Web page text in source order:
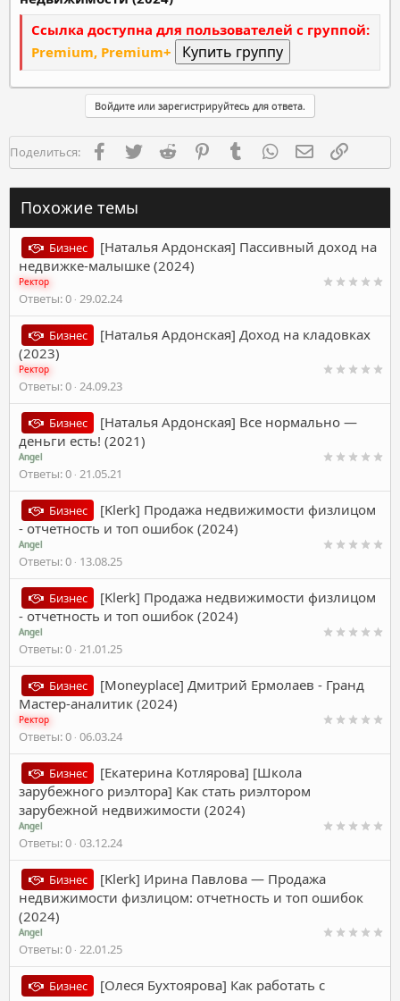
Ссылка доступна для пользователей с группой:
Premium, Premium+
Войдите или зарегистрируйтесь для ответа.
Поделиться: FacebookTwitter Reddit PinterestTumblr WhatsAppЭлектронная
Похожие темы
Бизнес
[Наталья Ардонская] Пассивный доход на
недвижке-малышке (2024)
Ректор
Ответы 0 29.02.24
Бизнес
[Наталья Ардонская] Доход на кладовках
(2023)
Ректор
Ответы 0 24.09.23
Бизнес
[Наталья Ардонская] Все нормально —
деньги есть! (2021)
Angel
Ответы 0 21.05.21
Бизнес
[Klerk] Продажа недвижимости физлицом
- отчетность и топ ошибок (2024)
Angel
Ответы 0 13.08.25
Бизнес
[Klerk] Продажа недвижимости физлицом
- отчетность и топ ошибок (2024)
Angel
Ответы 0 21.01.25
Бизнес
[Moneyplace] Дмитрий Ермолаев - Гранд
Мастер-аналитик (2024)
Ректор
Ответы 0 06.03.24
Бизнес
[Екатерина Котлярова] [Школа
зарубежного риэлтора] Как стать риэлтором
зарубежной недвижимости (2024)
Angel
Ответы 0 03.12.24
Бизнес
[Klerk] Ирина Павлова ― Продажа
недвижимости физлицом: отчетность и топ ошибок
(2024)
Angel
Ответы 0 22.01.25
Бизнес
[Олеся Бухтоярова] Как работать с